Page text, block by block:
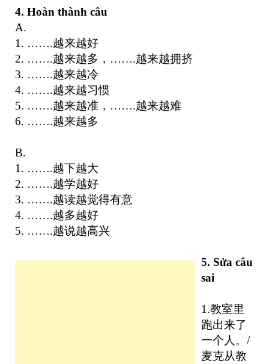
4. Hoàn thành câu
A.
1. …….越来越好
2. …….越来越多，…….越来越拥挤
3. …….越来越冷
4. …….越来越习惯
5. …….越来越准，…….越来越难
6. …….越来越多
B.
1. …….越下越大
2. …….越学越好
3. …….越读越觉得有意
4. …….越多越好
5. …….越说越高兴
5. Sửa câu
sai
1.教室里
跑出来了
一个人。/
麦克从教